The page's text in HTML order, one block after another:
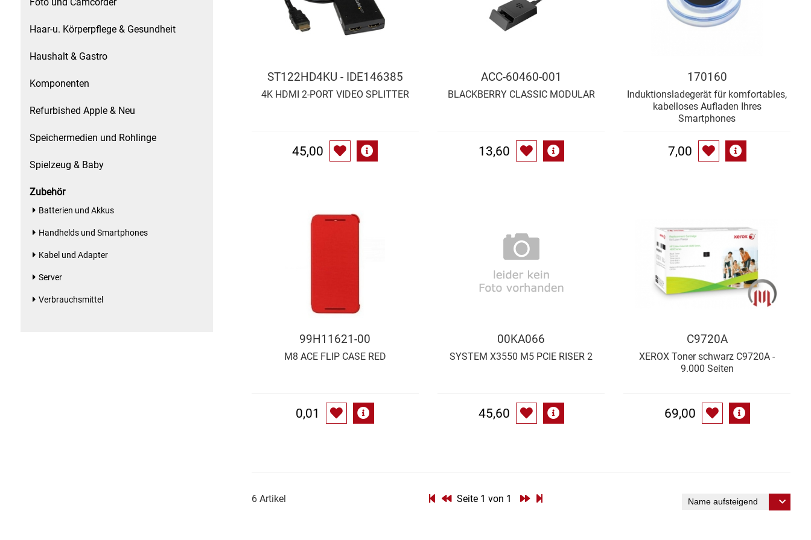
Spielzeug & Baby
Zubehör
Butter
Cateringzubehör
Convenience Obst & Gemüse
Dekoration
Einwegartikel / Trinkhalme
Eistee
Essig
Haar-u. Körperpflege & Gesundheit
Haushalt & Gastro
Komponenten
Refurbished Apple & Neu
Speichermedien und Rohlinge
Spielzeug & Baby
Zubehör
Batterien und Akkus
Handhelds und Smartphones
Kabel und Adapter
Server
Verbrauchsmittel
ST122HD4KU - IDE146385
4K HDMI 2-PORT VIDEO SPLITTER
45,00
ACC-60460-001
BLACKBERRY CLASSIC MODULAR
13,60
170160
Induktionsladegerät für komfortables,
kabelloses Aufladen Ihres
Smartphones
7,00
99H11621-00
M8 ACE FLIP CASE RED
0,01
00KA066
SYSTEM X3550 M5 PCIE RISER 2
45,60
C9720A
XEROX Toner schwarz C9720A -
9.000 Seiten
69,00
6 Artikel Seite 1 von 1